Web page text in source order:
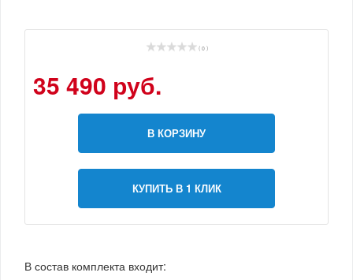
( 0 )
35 490 руб.
В КОРЗИНУ
КУПИТЬ В 1 КЛИК
В состав комплекта входит: